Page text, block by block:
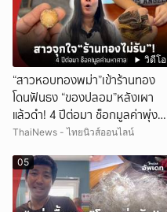
วิดีโอ
“สาวหอบทองพม่า”เข้าร้านทอง
โดนฟันธง “ของปลอม”หลังเผา
แล้วดำ! 4 ปีต่อมา ช็อกมูลค่าพุ่ง
มหาศาล!
ThaiNews - ไทยนิวส์ออนไลน์
05